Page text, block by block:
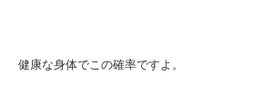
健康な身体でこの確率ですよ。